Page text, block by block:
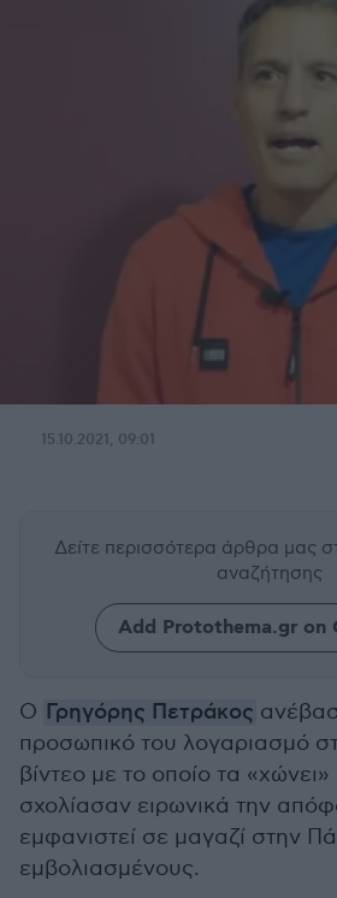
15.10.2021, 09:01
Δείτε περισσότερα άρθρα μας
αναζήτησης
Add Protothema.gr on
Ο Γρηγόρης Πετράκος
προσωπικό του λογαριασμό
βίντεο με το οποίο τα
σχολίασαν ειρωνικά την
εμφανιστεί σε μαγαζί στην
εμβολιασμένους.